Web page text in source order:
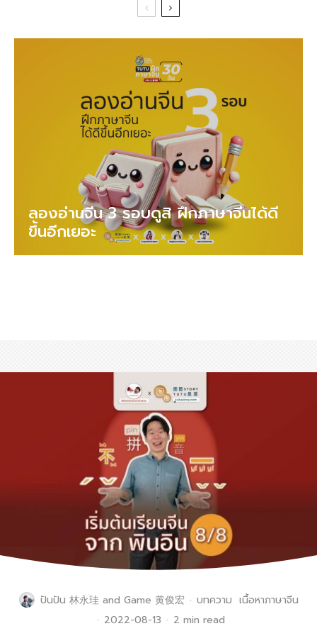
ลองอ่านจีน 3 รอบดูสิ ฝึกภาษาจีนได้ดี
ขึ้นอีกเยอะ
ปันปัน 林永珪and Game 黄俊宏 · บทความ เนื้อหาภาษาจีน
· 2022-08-13 · 2 min read